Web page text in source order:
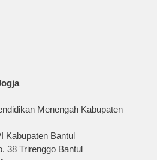
Menengah Kabupaten
Kabupaten Bantul
38 Trirenggo Bantul